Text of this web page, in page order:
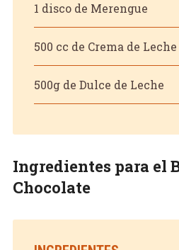
1 disco de Merengue
500 cc de Crema de Leche
500g de Dulce de Leche
Ingredientes para el
Chocolate